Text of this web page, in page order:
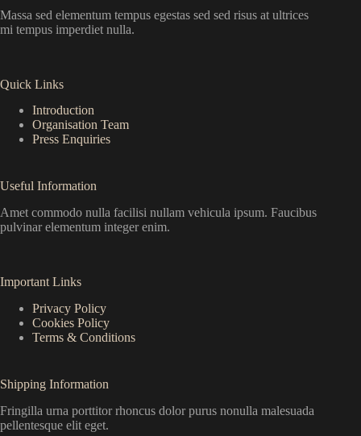
Massa sed elementum tempus egestas sed sed risus at ultrices
mi tempus imperdiet nulla.
Quick Links
Introduction
Organisation Team
Press Enquiries
Useful Information
Amet commodo nulla facilisi nullam vehicula ipsum. Faucibus
pulvinar elementum integer enim.
Important Links
Privacy Policy
Cookies Policy
Terms & Conditions
Shipping Information
Fringilla urna porttitor rhoncus dolor purus nonulla malesuada
pellentesque elit eget.